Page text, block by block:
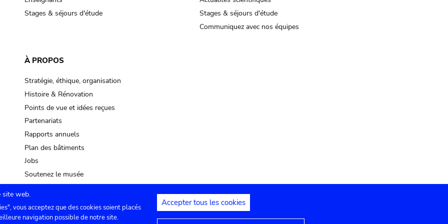
Stages & séjours d'étude
Stages & séjours d'étude
Communiquez avec nos équipes
À PROPOS
Stratégie, éthique, organisation
Histoire & Rénovation
Points de vue et idées reçues
Partenariats
Rapports annuels
Plan des bâtiments
Jobs
Soutenez le musée
Contact Paramètres de confidentialité Mentions juridiques Déclaration d'accessibilité
site web.
vous acceptez que des cookies soient placés
navigation possible de notre site.
Accepter tous les cookies